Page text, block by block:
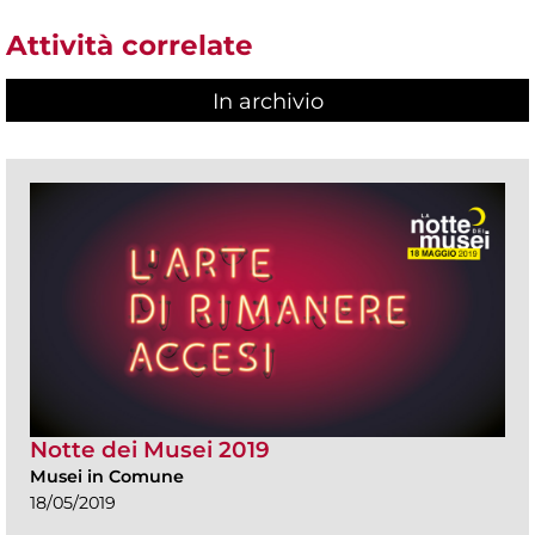
Attività correlate
In archivio
Notte dei Musei 2019
Musei in Comune
18/05/2019